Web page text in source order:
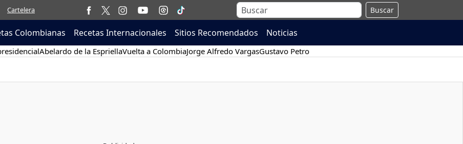
Cartelera Buscar
Colombianas Recetas Internacionales Sitios Recomendados Noticias
Abelardo de la EspriellaVuelta a ColombiaJorge Alfredo VargasGustavo Petro